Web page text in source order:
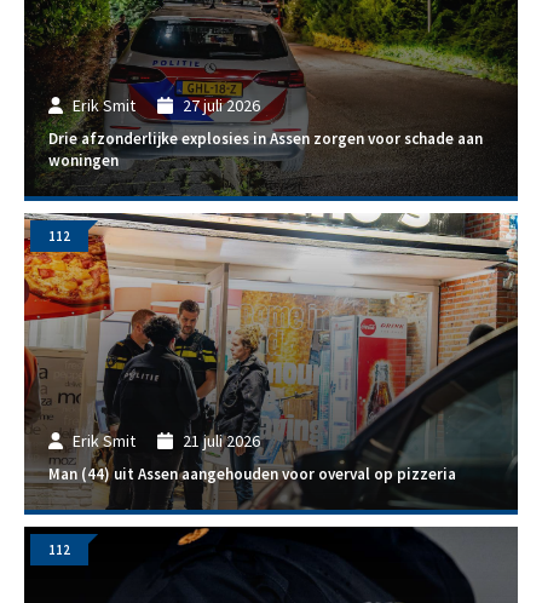
Erik Smit 27 juli 2026
Drie afzonderlijke explosies in Assen zorgen voor schade aan
woningen
Erik Smit 21 juli 2026
Man (44) uit Assen aangehouden voor overval op pizzeria
112
112